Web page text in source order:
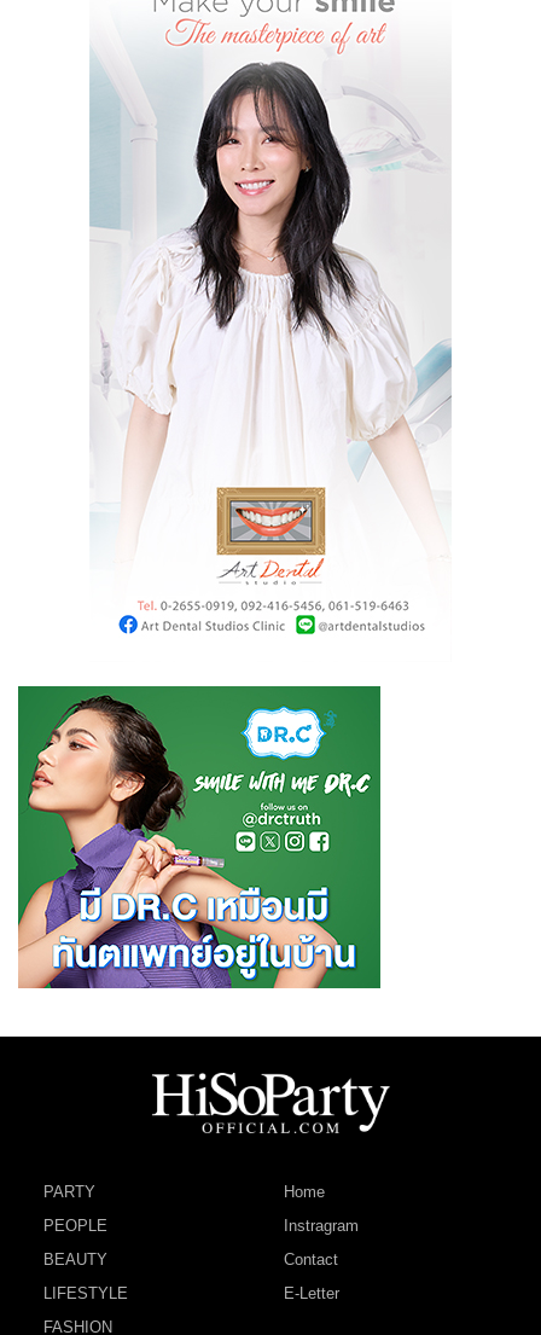
PARTY
PEOPLE
BEAUTY
LIFESTYLE
FASHION
Home
Instragram
Contact
E-Letter